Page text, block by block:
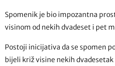
Spomenik je bio impozantna
visinom od nekih dvadeset i pet
Postoji inicijativa da se spomen
bijeli križ visine nekih